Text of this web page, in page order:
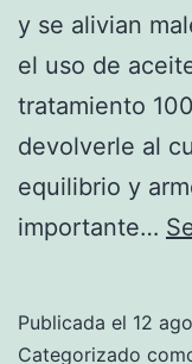
y se alivian
el uso de
tratamiento
devolverle al
equilibrio y
importante…
Publicada el 12
Categorizado